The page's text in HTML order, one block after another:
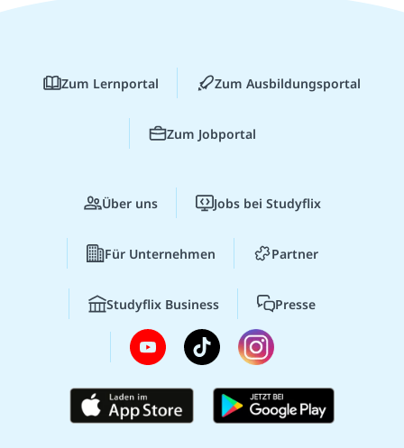
Zum Lernportal Zum Ausbildungsportal
Zum Jobportal
Über uns Jobs bei Studyflix
Für Unternehmen Partner
Studyflix Business Presse